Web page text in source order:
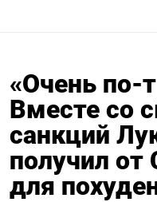
«Очень по-
Вместе со
санкций
получил
для